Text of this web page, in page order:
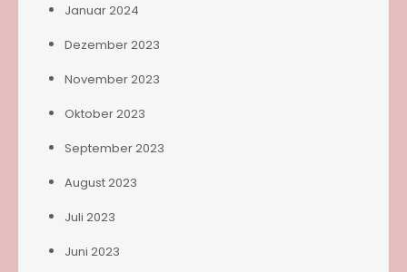
Januar 2024
Dezember 2023
November 2023
Oktober 2023
September 2023
August 2023
Juli 2023
Juni 2023